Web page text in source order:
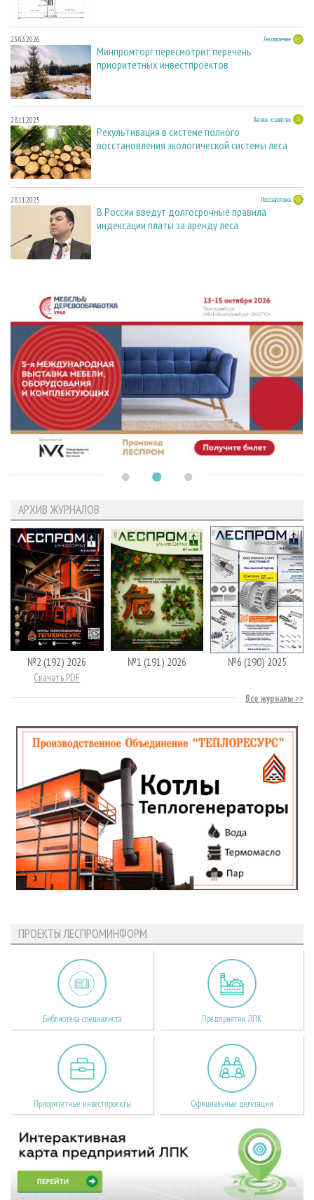
23.03.2026 Лесопиление
Минпромторг пересмотрит перечень
приоритетных инвестпроектов
28.11.2025 Лесное хозяйство
Рекультивация в системе полного
восстановления экологической системы леса
28.11.2025 Лесозаготовка
В России введут долгосрочные правила
индексации платы за аренду леса
АРХИВ ЖУРНАЛОВ
№2 (192) 2026
Скачать PDF
№1 (191) 2026 №6 (190) 2025
Все журналы
ПРОЕКТЫ ЛЕСПРОМИНФОРМ
Библиотека специалиста Предприятия ЛПК
Приоритетные инвестпроекты Официальные делегации